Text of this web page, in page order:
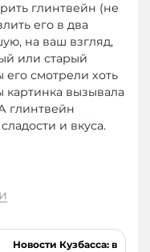
глинтвейн (не
его в два
на ваш взгляд,
или старый
его смотрели хоть
картинка вызывала
глинтвейн
и вкуса.
Новости Кузбасса: в